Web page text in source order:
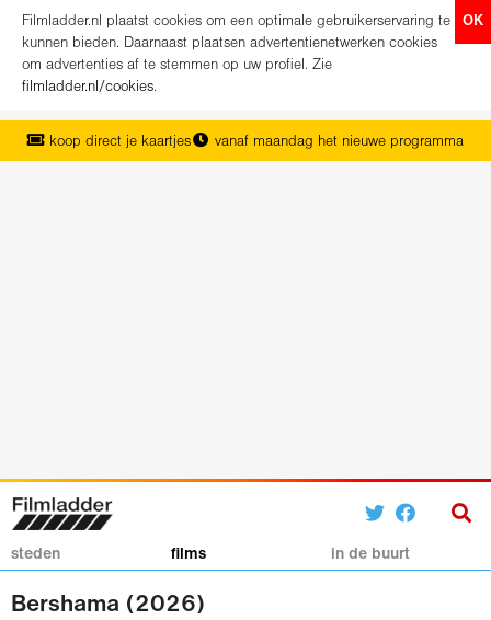
OK
Filmladder.nl plaatst cookies om een optimale gebruikerservaring te
kunnen bieden. Daarnaast plaatsen advertentienetwerken cookies
om advertenties af te stemmen op uw profiel. Zie
filmladder.nl/cookies.
koop direct je kaartjes
vanaf maandag het nieuwe programma
het complete overzicht van Nederland
steden films in de buurt
Bershama (2026)